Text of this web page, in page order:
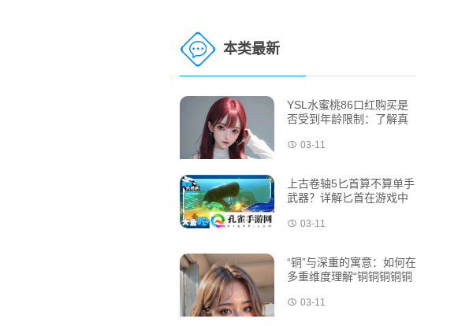
本类最新
YSL水蜜桃86口红购买是
否受到年龄限制：了解真
03-11
上古卷轴5匕首算不算单手
武器？详解匕首在游戏中
03-11
“铜”与深重的寓意：如何在
多重维度理解“铜铜铜铜铜
义 03-11